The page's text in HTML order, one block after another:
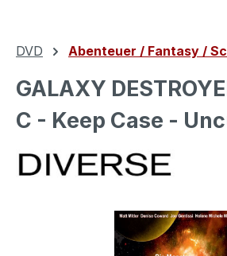
DVD Abenteuer / Fantasy /
GALAXY
C - Keep Case -
Bildergalerie überspringen